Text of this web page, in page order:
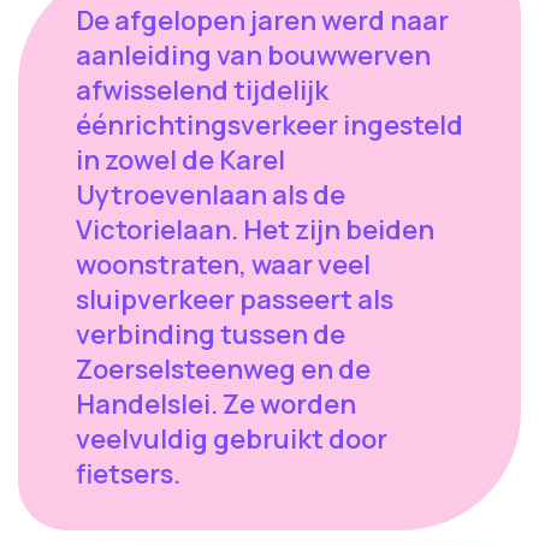
De afgelopen jaren werd naar
aanleiding van bouwwerven
afwisselend tijdelijk
éénrichtingsverkeer ingesteld
in zowel de Karel
Uytroevenlaan als de
Victorielaan. Het zijn beiden
woonstraten, waar veel
sluipverkeer passeert als
verbinding tussen de
Zoerselsteenweg en de
Handelslei. Ze worden
veelvuldig gebruikt door
fietsers.